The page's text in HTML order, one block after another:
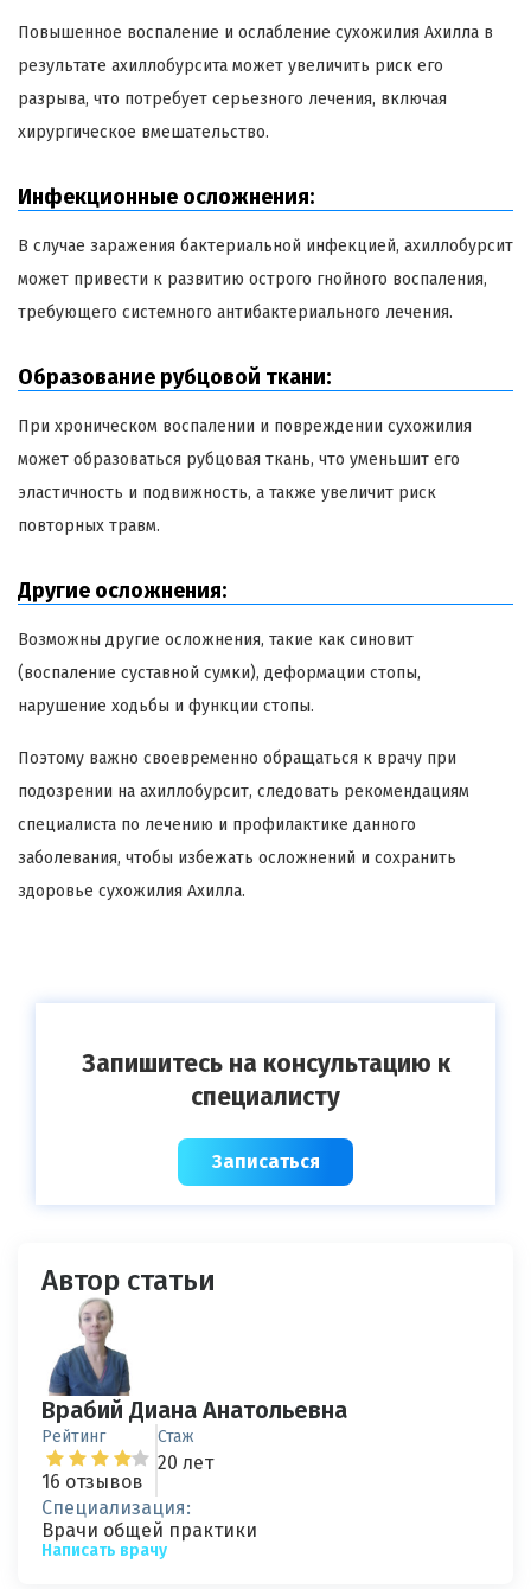
Повышенное воспаление и ослабление сухожилия Ахилла в
результате ахиллобурсита может увеличить риск его
разрыва, что потребует серьезного лечения, включая
хирургическое вмешательство.
Инфекционные осложнения:
В случае заражения бактериальной инфекцией, ахиллобурсит
может привести к развитию острого гнойного воспаления,
требующего системного антибактериального лечения.
Образование рубцовой ткани:
При хроническом воспалении и повреждении сухожилия
может образоваться рубцовая ткань, что уменьшит его
эластичность и подвижность, а также увеличит риск
повторных травм.
Другие осложнения:
Возможны другие осложнения, такие как синовит
(воспаление суставной сумки), деформации стопы,
нарушение ходьбы и функции стопы.
Поэтому важно своевременно обращаться к врачу при
подозрении на ахиллобурсит, следовать рекомендациям
специалиста по лечению и профилактике данного
заболевания, чтобы избежать осложнений и сохранить
здоровье сухожилия Ахилла.
Запишитесь на консультацию к
специалисту
Записаться
Автор статьи
Врабий Диана Анатольевна
Рейтинг
16 отзывов
Стаж
20 лет
Специализация:
Врачи общей практики
Написать врачу